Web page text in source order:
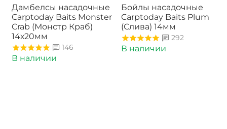
Дамбелсы насадочные
Carptoday Baits Monster
Crab (Монстр Краб)
14х20мм
146
В наличии
Бойлы насадочные
Carptoday Baits Plum
(Слива) 14мм
292
В наличии